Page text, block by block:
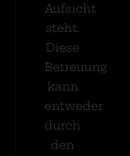
Aufsicht
steht.
Diese
Betreuung
kann
entweder
durch
den